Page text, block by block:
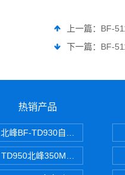
上一篇： BF-
下一篇： BF-
热销产品
北峰BF-TD930自组网对讲机
TD950北峰350M对讲机 PDT数